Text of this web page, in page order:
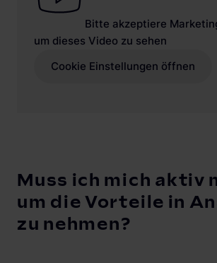
Bitte akzeptiere
um dieses Video zu sehen
Cookie Einstellungen öffnen
Muss ich mich aktiv
um die Vorteile in
zu nehmen?